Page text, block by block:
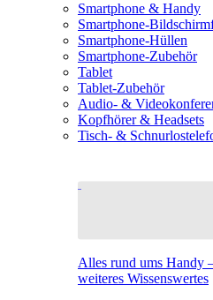
Smartphone & Handy
Smartphone-
Smartphone-Hüllen
Smartphone-Zubehör
Tablet
Tablet-Zubehör
Audio- &
Kopfhörer & Headsets
Tisch- &
Alles rund ums Handy
weiteres Wissenswertes